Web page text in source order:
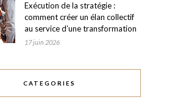
Exécution de la stratégie :
comment créer un élan collectif
au service d’une transformation
17 juin 2026
CATEGORIES